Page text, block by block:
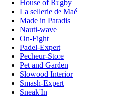
House of Rugby
La sellerie de Maé
Made in Paradis
Nauti-wave
On-Fight
Padel-Expert
Pecheur-Store
Pet and Garden
Slowood Interior
Smash-Expert
Sneak'In